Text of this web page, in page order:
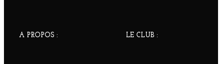
A PROPOS : LE CLUB :